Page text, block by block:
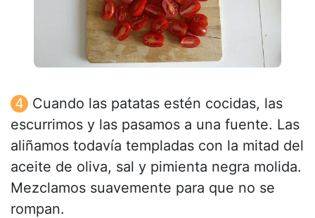
Cuando las patatas estén cocidas, las
escurrimos y las pasamos a una fuente. Las
aliñamos todavía templadas con la mitad del
aceite de oliva, sal y pimienta negra molida.
Mezclamos suavemente para que no se
rompan.